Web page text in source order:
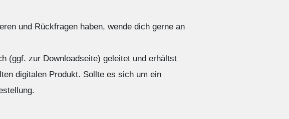
und Rückfragen haben, wende dich gerne an
(ggf. zur Downloadseite) geleitet und erhältst
digitalen Produkt. Sollte es sich um ein